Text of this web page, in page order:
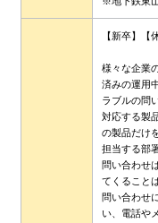
【新卒】【
様々な企業
済みの運用
ラブルの問
対応する製
の製品だけ
担当する部
問い合わせ
てくること
問い合わせ
い、電話や